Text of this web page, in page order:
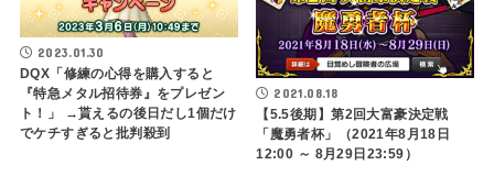
2023.01.30
DQX「修練の心得を購入すると
『特急メタル招待券』をプレゼン
ト！」 →貰えるの後日だし1個だけ
でケチすぎると批判殺到
2021.08.18
【5.5後期】第2回大富豪決定戦
「魔勇者杯」（2021年8月18日
12:00 ～ 8月29日23:59）